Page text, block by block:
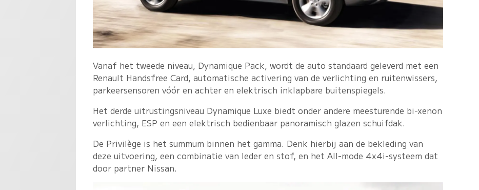
Vanaf het tweede niveau, Dynamique Pack, wordt de auto standaard geleverd met een
Renault Handsfree Card, automatische activering van de verlichting en ruitenwissers,
parkeersensoren vóór en achter en elektrisch inklapbare buitenspiegels.
Het derde uitrustingsniveau Dynamique Luxe biedt onder andere meesturende bi-xenon
verlichting, ESP en een elektrisch bedienbaar panoramisch glazen schuifdak.
De Privilège is het summum binnen het gamma. Denk hierbij aan de bekleding van
deze uitvoering, een combinatie van leder en stof, en het All-mode 4x4i-systeem dat
door partner Nissan.